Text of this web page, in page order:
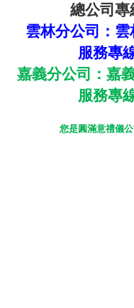
總公司專
雲林分公司：
服務專
嘉義分公司：嘉
服務專
您是圓滿意禮儀